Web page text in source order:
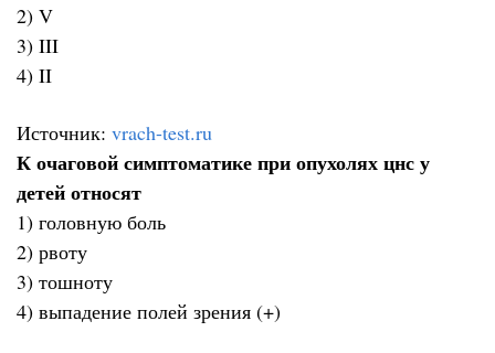
2) V
3) III
4) II
Источник: vrach-test.ru
К очаговой симптоматике при опухолях цнс у
детей относят
1) головную боль
2) рвоту
3) тошноту
4) выпадение полей зрения (+)